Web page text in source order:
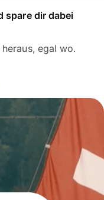
spare dir dabei
egal wo.